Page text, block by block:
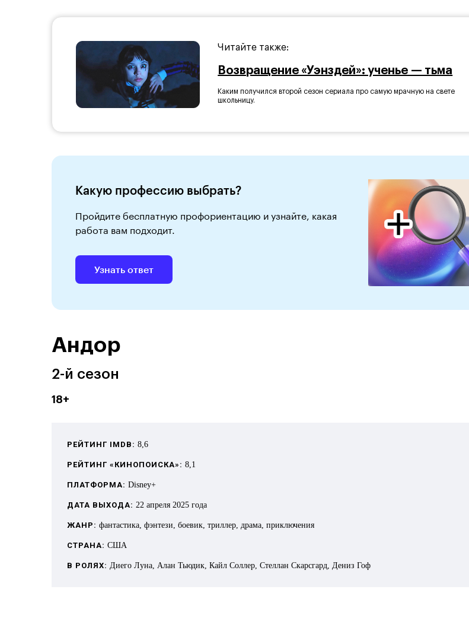
Читайте также:
Возвращение «Уэнздей»: ученье — тьма
Каким получился второй сезон сериала про самую мрачную на свете
школьницу.
Какую профессию выбрать?
Пройдите бесплатную профориентацию и узнайте, какая
работа вам подходит.
Узнать ответ
Андор
2-й сезон
18+
РЕЙТИНГ IMDB: 8,6
РЕЙТИНГ «КИНОПОИСКА»: 8,1
ПЛАТФОРМА: Disney+
ДАТА ВЫХОДА: 22 апреля 2025 года
ЖАНР: фантастика, фэнтези, боевик, триллер, драма, приключения
СТРАНА: США
В РОЛЯХ: Диего Луна, Алан Тьюдик, Кайл Соллер, Стеллан Скарсгард, Дениз Гоф